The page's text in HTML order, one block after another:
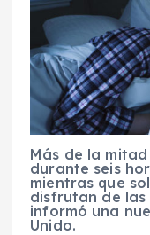
Más de la
durante seis
mientras que
disfrutan de las
informó una
Unido.